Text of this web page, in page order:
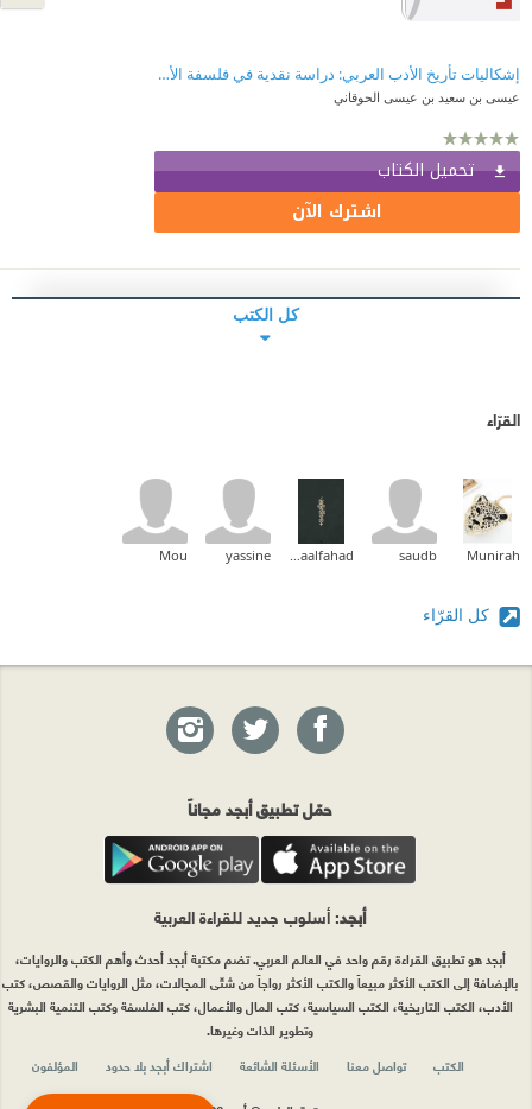
إشكاليات تأريخ الأدب العربي: دراسة نقدية في فلسفة الأدب وتاريخه
عيسى بن سعيد بن عيسى الحوقاني
تحميل الكتاب
اشترك الآن
كل الكتب
القرّاء
Munirah
saudb
yassine
Mou
كل القرّاء
حمّل تطبيق أبجد مجاناً
أبجد: أسلوب جديد للقراءة العربية
أبجد هو تطبيق القراءة رقم واحد في العالم العربي. تضم مكتبة أبجد أحدث وأهم الكتب والروايات،
بالإضافة إلى الكتب الأكثر مبيعاً والكتب الأكثر رواجاً من شتّى المجالات، مثل الروايات والقصص، كتب
الأدب، الكتب التاريخية، الكتب السياسية، كتب المال والأعمال، كتب الفلسفة وكتب التنمية البشرية
وتطوير الذات وغيرها.
الكتب
تواصل معنا الأسئلة الشائعة اشتراك أبجد بلا حدود
المؤلفون